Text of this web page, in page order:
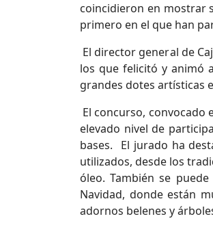
coincidieron en mostrar
primero en el que han
El director general de
los que felicitó y animó
grandes dotes artísticas
El concurso, convocado
elevado nivel de
bases. El jurado ha
utilizados, desde los
óleo. También se
Navidad, donde están
adornos belenes y